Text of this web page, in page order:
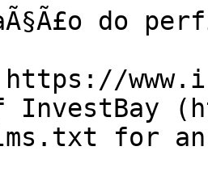
do
InvestBay
for